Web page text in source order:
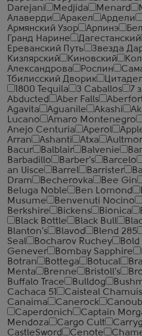
Darejani
Medjida Menard
Алаверди
Аракел Ардели
Армянский Узор
Арпинэ
Гранд Нарине
Дагестанский
Ереванский Путь
Звезда
Кизлярский
Киновский
Александрова
Рослин
Тбилисский Дворик
1800 Tequila
3 Caballos 7
Abducted
Aber Falls
Agavita
Aguanile Akashi
Lucano
Amaro Montenegro
Anejo Centuria
Aperol
Arran
Ashanti Atxa
Bacur
Balblair Balvenie
Barbadillo
Barber's Barcelo
an Uisce
Barrel Barrister
Dram
Becherovka Bee Gin
Beluga Noble
Ben Lomond
Musume
Benvenuti Nocino
Berkshire
Bickens Bionica
Black Bottle
Black Bull
Blanton's
Blavod Blend 285
Seal
Bocharov Ruchey Bold
Genever
Bombay Sapphire
Botran
Bottega Botucal
Menta
Brenne Bristoll's
Buffalo Trace
Bulldog
Cachaca 51
Caisteal Chamuis
Canaima
Canerock
Caperdonich
Captain
Mendoza
Cargo Cult
CastleSword
Cenote